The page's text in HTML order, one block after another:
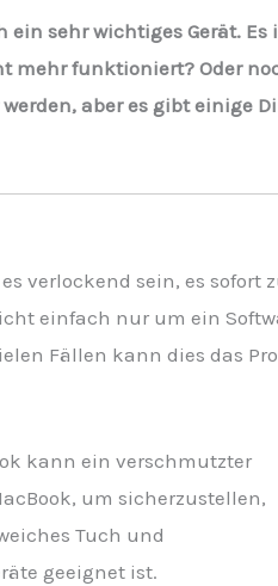
sehr wichtiges Gerät.
mehr funktioniert? Oder
aber es gibt einige
verlockend sein, es sofort
einfach nur um ein
Fällen kann dies das
kann ein verschmutzter
um sicherzustellen,
Tuch und
geeignet ist.